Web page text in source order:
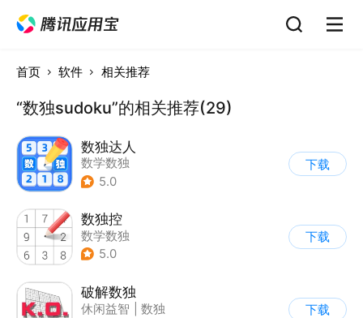
首页 软件 相关推荐
“数独sudoku”的相关推荐(29)
数独达人
数学数独
5.0
下载
数独控
数学数独
5.0
下载
破解数独
休闲益智
数独
下载